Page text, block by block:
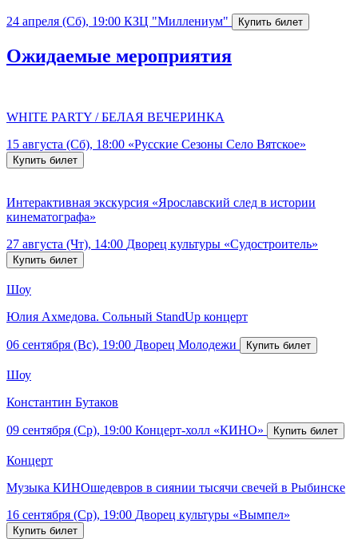
24 апреля (Сб), 19:00 КЗЦ "Миллениум"
Ожидаемые мероприятия
WHITE PARTY / БЕЛАЯ ВЕЧЕРИНКА
15 августа (Сб), 18:00 «Русские Сезоны Село Вятское»
Интерактивная экскурсия «Ярославский след в истории
кинематографа»
27 августа (Чт), 14:00 Дворец культуры «Судостроитель»
Шоу
Юлия Ахмедова. Сольный StandUp концерт
06 сентября (Вс), 19:00 Дворец Молодежи
Шоу
Константин Бутаков
09 сентября (Ср), 19:00 Концерт-холл «КИНО»
Концерт
Музыка КИНОшедевров в сиянии тысячи свечей в Рыбинске
16 сентября (Ср), 19:00 Дворец культуры «Вымпел»